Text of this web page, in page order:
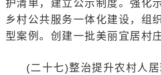
护清单，建立公示制度。强化
乡村公共服务一体化建设，组
型案例。创建一批美丽宜居村庄
(二十七)整治提升农村人